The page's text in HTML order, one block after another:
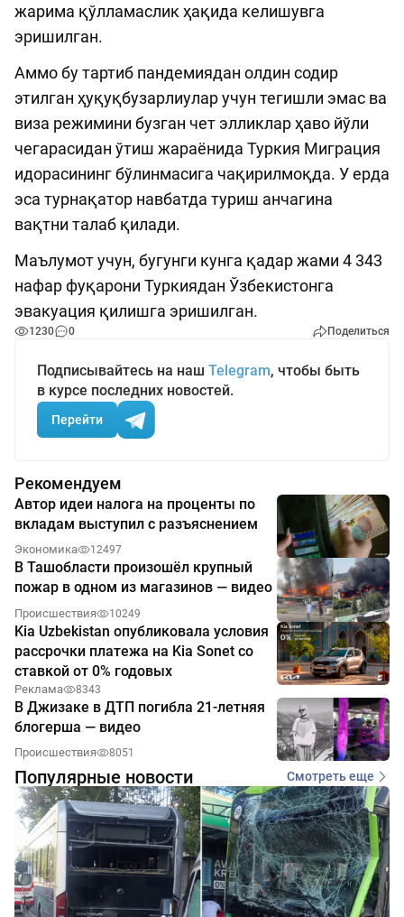
жарима қўлламаслик ҳақида келишувга
эришилган.
Аммо бу тартиб пандемиядан олдин содир
этилган ҳуқуқбузарлиулар учун тегишли эмас ва
виза режимини бузган чет элликлар ҳаво йўли
чегарасидан ўтиш жараёнида Туркия Миграция
идорасининг бўлинмасига чақирилмоқда. У ерда
эса турнақатор навбатда туриш анчагина
вақтни талаб қилади.
Маълумот учун, бугунги кунга қадар жами 4 343
нафар фуқарони Туркиядан Ўзбекистонга
эвакуация қилишга эришилган.
1230 0 Поделиться
Подписывайтесь на наш Telegram, чтобы быть
в курсе последних новостей.
Перейти
Рекомендуем
Автор идеи налога на проценты по
вкладам выступил с разъяснением
Экономика 12497
В Ташобласти произошёл крупный
пожар в одном из магазинов — видео
Происшествия 10249
Kia Uzbekistan опубликовала условия
рассрочки платежа на Kia Sonet со
ставкой от 0% годовых
Реклама 8343
В Джизаке в ДТП погибла 21-летняя
блогерша — видео
Происшествия 8051
Популярные новости Смотреть еще